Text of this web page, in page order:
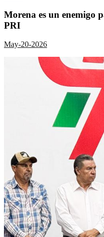
Morena es un enemigo
PRI
May-20-2026